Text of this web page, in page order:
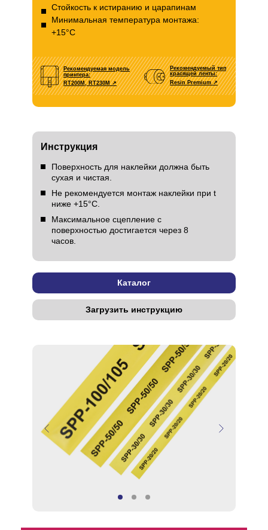
Стойкость к истиранию и царапинам
Минимальная температура монтажа:
+15°С
Рекомендуемая модель
принтера:
RT200M, RT230M ↗
Рекомендуемый тип
красящей ленты:
Resin Premium↗
Каталог
Загрузить инструкцию
Инструкция
Поверхность для наклейки должна быть
сухая и чистая.
Не рекомендуется монтаж наклейки при t
ниже +15°С.
Максимальное сцепление с
поверхностью достигается через 8
часов.